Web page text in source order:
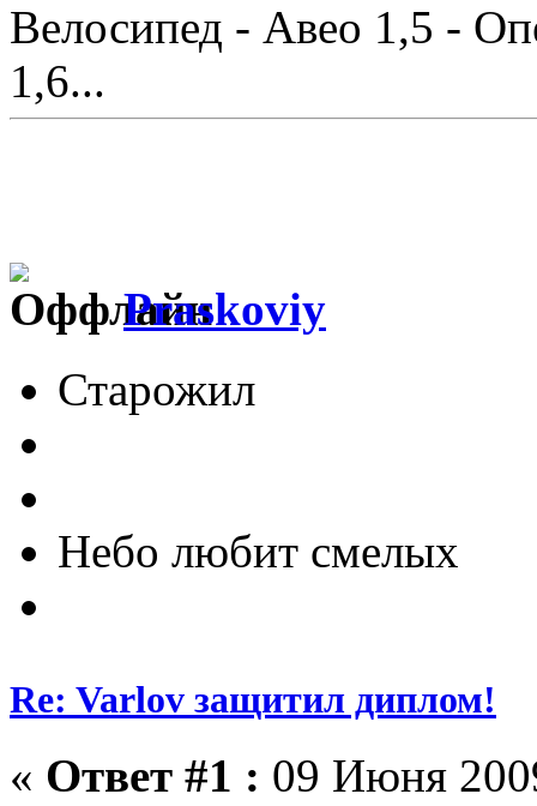
Велосипед - Авео 1,5 -
1,6...
Praskoviy
Старожил
Небо любит смелых
Re: Varlov защитил диплом!
« Ответ #1 : 09 Июня